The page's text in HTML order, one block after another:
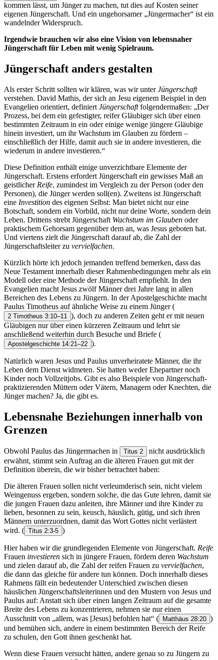
kommen lässt, um Jünger zu machen, tut dies auf Kosten seiner
eigenen Jüngerschaft. Und ein ungehorsamer „Jüngermacher“ ist ein
wandelnder Widerspruch.
Irgendwie brauchen wir also eine Vision von lebensnaher
Jüngerschaft für Leben mit wenig Spielraum.
Jüngerschaft anders gestalten
Als erster Schritt sollten wir klären, was wir unterJüngerschaft
verstehen. David Mathis, der sich an Jesu eigenem Beispiel in den
Evangelien orientiert, definiert Jüngerschaftfolgendermaßen: „Der
Prozess, bei dem ein gefestigter, reifer Gläubiger sich über einen
bestimmten Zeitraum in ein oder einige wenige jüngere Gläubige
hinein investiert, um ihr Wachstum im Glauben zu fördern –
einschließlich der Hilfe, damit auch sie in andere investieren, die
wiederum in andere investieren.“
Diese Definition enthält einige unverzichtbare Elemente der
Jüngerschaft. Erstens erfordert Jüngerschaft ein gewisses Maß an
geistlicher Reife, zumindest im Vergleich zu der Person (oder den
Personen), die Jünger werden soll(en). Zweitens ist Jüngerschaft
eine Investition des eigenen Selbst: Man bietet nicht nur eine
Botschaft, sondern ein Vorbild, nicht nur deine Worte, sondern dein
Leben. Drittens strebt Jüngerschaft Wachstum im Glauben oder
praktischem Gehorsam gegenüber dem an, was Jesus geboten hat.
Und viertens zielt die Jüngerschaft darauf ab, die Zahl der
Jüngerschaftsleiter zu vervielfachen.
Kürzlich hörte ich jedoch jemanden treffend bemerken, dass das
Neue Testament innerhalb dieser Rahmenbedingungen mehr als ein
Modell oder eine Methode der Jüngerschaft empfiehlt. In den
Evangelien macht Jesus zwölf Männer drei Jahre lang in allen
Bereichen des Lebens zu Jüngern. In der Apostelgeschichte macht
Paulus Timotheus auf ähnliche Weise zu einem Jünger(
2 Timotheus 3:10–11
), doch zu anderen Zeiten geht er mit neuen
Gläubigen nur über einen kürzeren Zeitraum und lehrt sie
anschließend weiterhin durch Besuche und Briefe (
Apostelgeschichte 14:21–22 ).
Natürlich waren Jesus und Paulus unverheiratete Männer, die ihr
Leben dem Dienst widmeten. Sie hatten weder Ehepartner noch
Kinder noch Vollzeitjobs. Gibt es also Beispiele von Jüngerschaft-
praktizierenden Müttern oder Vätern, Managern oder Knechten, die
Jünger machen? Ja, die gibt es.
Lebensnahe Beziehungen innerhalb von
Grenzen
Obwohl Paulus das Jüngermachen in Titus 2
nicht ausdrücklich
erwähnt, stimmt sein Auftrag an die älteren Frauen gut mit der
Definition überein, die wir bisher betrachtet haben:
Die älteren Frauen sollen nicht verleumderisch sein, nicht vielem
Weingenuss ergeben, sondern solche, die das Gute lehren, damit sie
die jungen Frauen dazu anleiten, ihre Männer und ihre Kinder zu
lieben, besonnen zu sein, keusch, häuslich, gütig, und sich ihren
Männern unterzuordnen, damit das Wort Gottes nicht verlästert
wird. ( Titus 2:3-5 )
Hier haben wir die grundlegenden Elemente von Jüngerschaft. Reife
Frauen investieren sich in jüngere Frauen, fördern deren Wachstum
und zielen darauf ab, die Zahl der reifen Frauen zu vervielfachen,
die dann das gleiche für andere tun können. Doch innerhalb dieses
Rahmens fällt ein bedeutender Unterschied zwischen diesen
häuslichen Jüngerschaftsleiterinnen und den Mustern von Jesus und
Paulus auf: Anstatt sich über einen langen Zeitraum auf die gesamte
Breite des Lebens zu konzentrieren, nehmen sie nur einen
Ausschnitt von „allem, was [Jesus] befohlen hat“ ( Matthäus 28:20 )
und bemühen sich, andere in einem bestimmten Bereich der Reife
zu schulen, den Gott ihnen geschenkt hat.
Wenn diese Frauen versucht hätten, andere genau so zu Jüngern zu